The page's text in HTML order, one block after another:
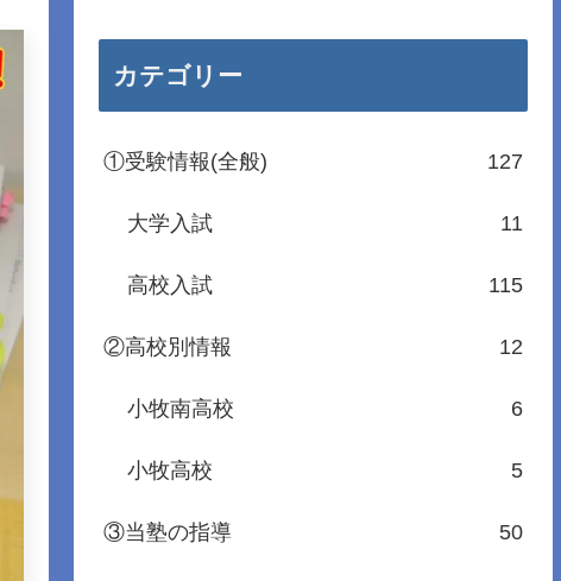
カテゴリー
①受験情報(全般) 127
大学入試 11
高校入試 115
②高校別情報 12
小牧南高校 6
小牧高校 5
③当塾の指導 50